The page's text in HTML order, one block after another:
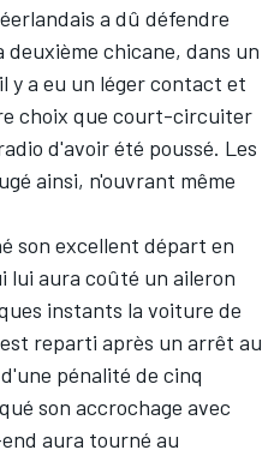
a dû défendre
chicane, dans un
y a eu un léger contact et
choix que court-circuiter
d'avoir été poussé. Les
ainsi, n'ouvrant même
son excellent départ en
aura coûté un aileron
instants la voiture de
reparti après un arrêt au
pénalité de cinq
son accrochage avec
aura tourné au